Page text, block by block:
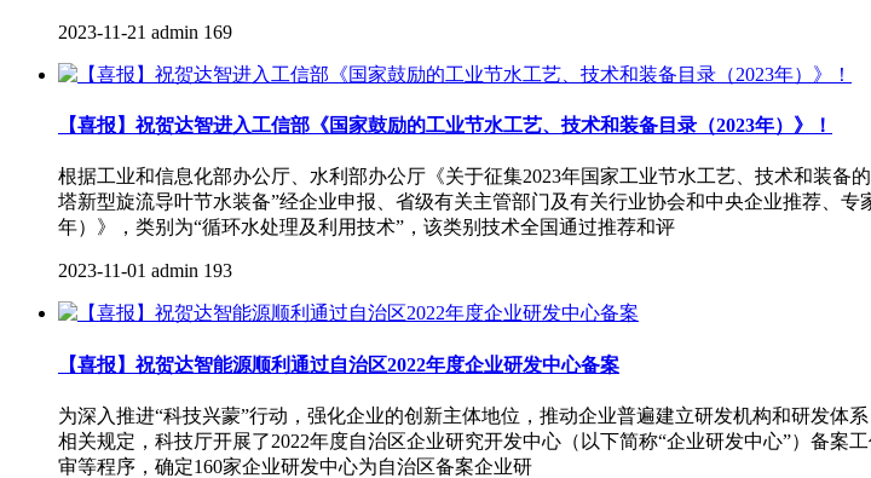
2023-11-21 admin 169
【喜报】祝贺达智进入工信部《国家鼓励的工业节水工艺、技术和装备目录（2023年）》！
根据工业和信息化部办公厅、水利部办公厅《关于征集2023年国家工业节水工艺、技术和装备
塔新型旋流导叶节水装备”经企业申报、省级有关主管部门及有关行业协会和中央企业推荐、
年）》，类别为“循环水处理及利用技术”，该类别技术全国通过推荐和评
2023-11-01 admin 193
【喜报】祝贺达智能源顺利通过自治区2022年度企业研发中心备案
为深入推进“科技兴蒙”行动，强化企业的创新主体地位，推动企业普遍建立研发机构和研发体
相关规定，科技厅开展了2022年度自治区企业研究开发中心（以下简称“企业研发中心”）备
审等程序，确定160家企业研发中心为自治区备案企业研